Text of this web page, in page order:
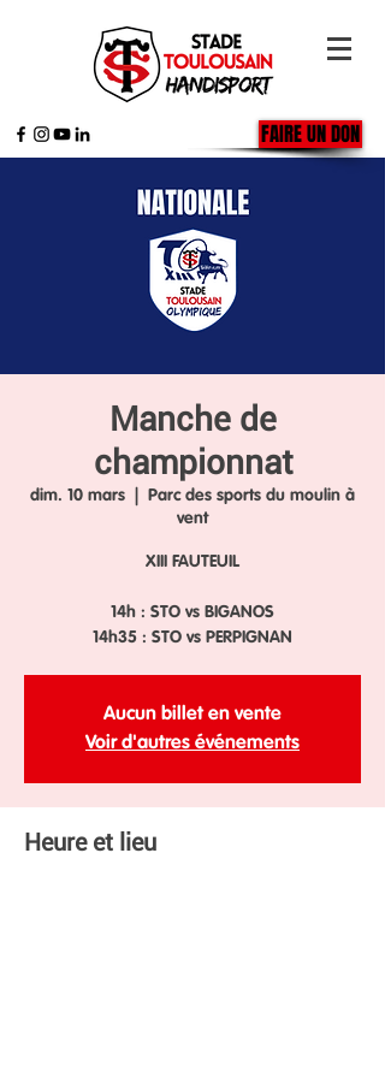
FAIRE UN DON
Manche de
championnat
dim. 10 mars
Parc des sports du moulin à
vent
XIII FAUTEUIL
14h : STO vs BIGANOS
14h35 : STO vs PERPIGNAN
Aucun billet en vente
Voir d'autres événements
Heure et lieu